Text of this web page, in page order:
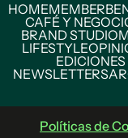
HOMEMEMBER
CAFÉ Y
BRAND STUDIO
LIFESTYLE
NEWSLETTERS
Políticas de